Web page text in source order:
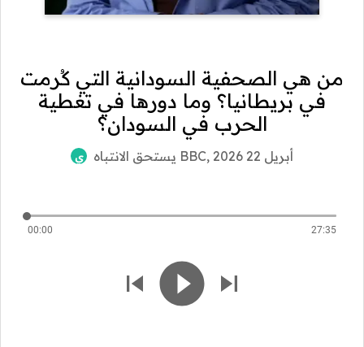
من هي الصحفية السودانية التي كُرمت
في بريطانيا؟ وما دورها في تغطية
الحرب في السودان؟
ي يستحق الانتباه BBC , أبريل 22 2026
00:00 27:35